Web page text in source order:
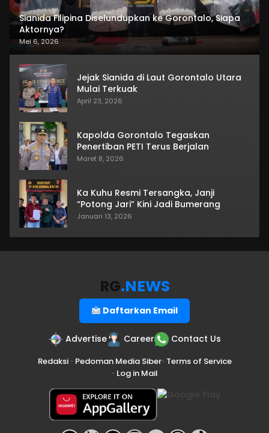
Sianida Filipina Diselundupkan ke Gorontalo, Siapa
Aktornya?
Mei 6, 2026
Jejak Sianida di Laut Gorontalo Utara
Mulai Terkuak
April 23, 2026
Kapolda Gorontalo Tegaskan
Penertiban PETI Terus Berjalan
Maret 8, 2026
Ka Kuhu Resmi Tersangka, Janji
“Potong Jari” Kini Jadi Bumerang
Januari 13, 2026
RG.NEWS
Daftarkan Email
Advertise Career Contact Us
Redaksi• Pedoman Media Siber• Terms of Service
• Log in Mail